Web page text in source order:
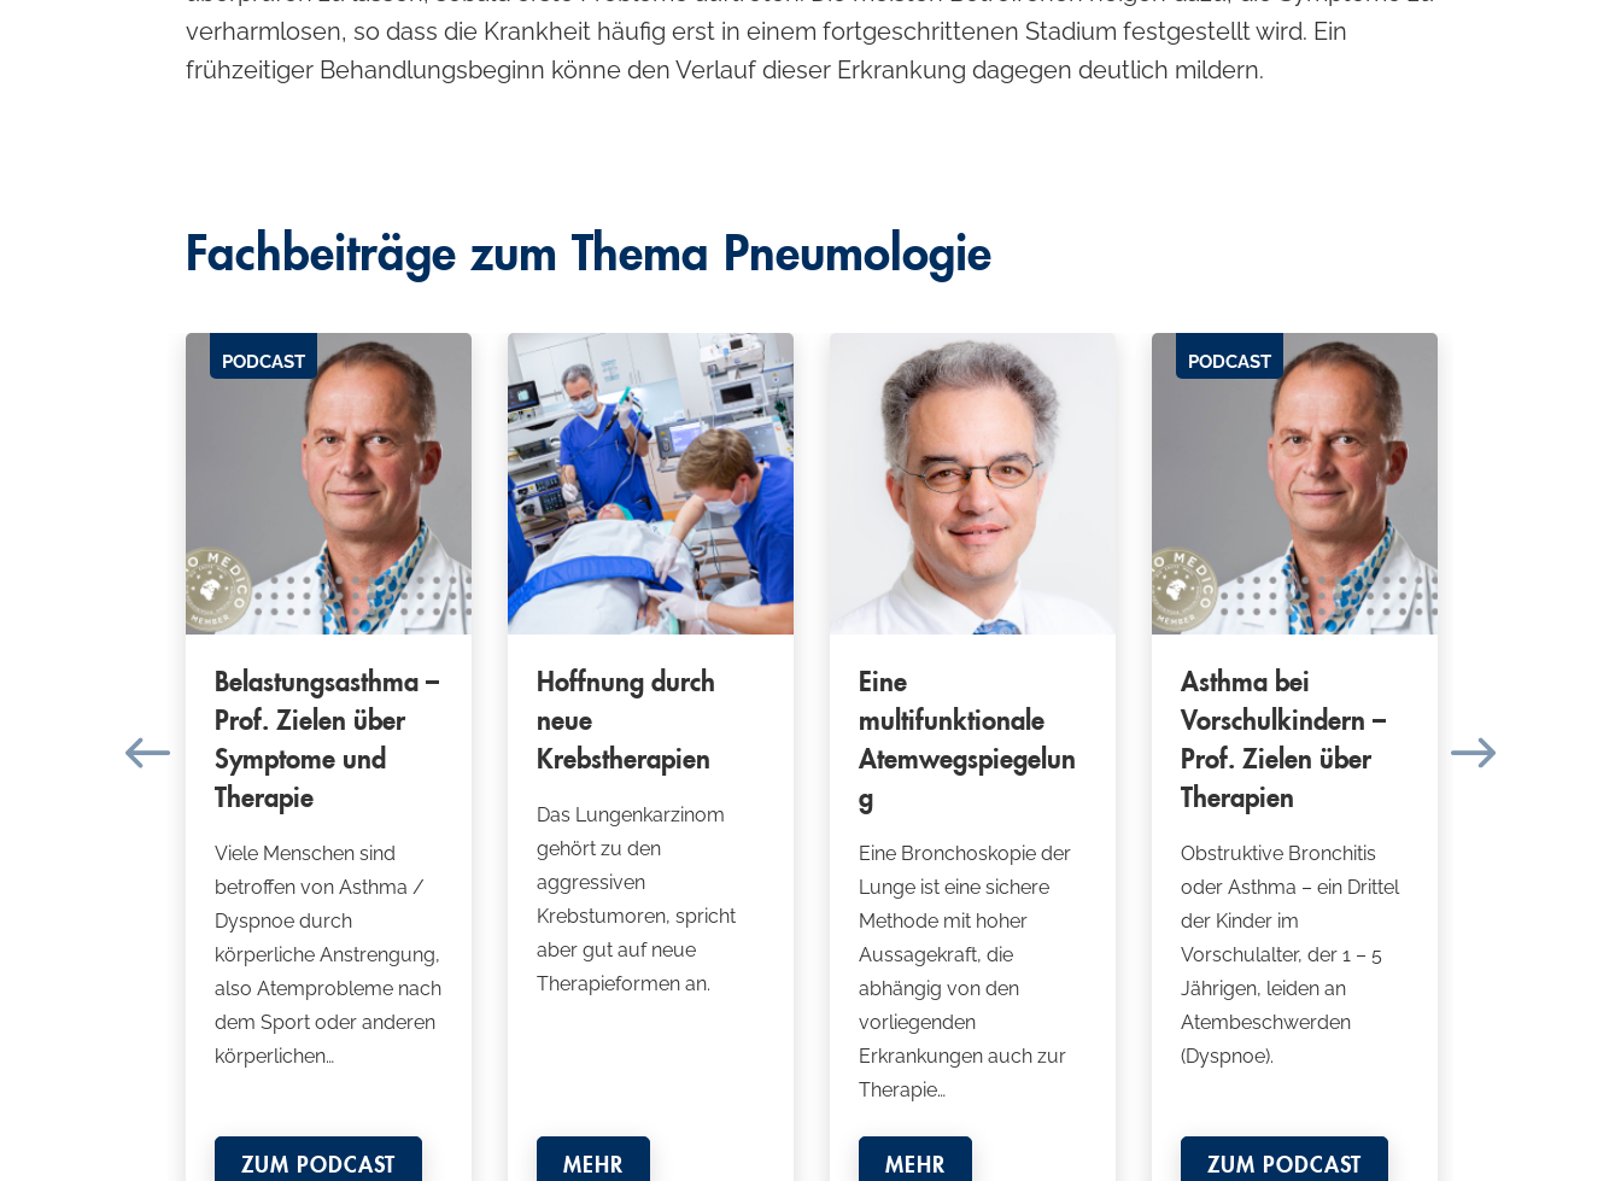
verharmlosen, so dass die Krankheit häufig erst in einem fortgeschrittenen Stadium festgestellt wird. Ein
frühzeitiger Behandlungsbeginn könne den Verlauf dieser Erkrankung dagegen deutlich mildern.
Fachbeiträge zum Thema Pneumologie
PODCAST
Belastungsasthma –
Prof. Zielen über
Symptome und
Therapie
Viele Menschen sind
betroffen von Asthma /
Dyspnoe durch
körperliche Anstrengung,
also Atemprobleme nach
dem Sport oder anderen
körperlichen…
ZUM PODCAST
Hoffnung durch
neue
Krebstherapien
Das Lungenkarzinom
gehört zu den
aggressiven
Krebstumoren, spricht
aber gut auf neue
Therapieformen an.
MEHR
Eine
multifunktionale
Atemwegspiegelun
g
Eine Bronchoskopie der
Lunge ist eine sichere
Methode mit hoher
Aussagekraft, die
abhängig von den
vorliegenden
Erkrankungen auch zur
Therapie…
MEHR
PODCAST
Asthma bei
Vorschulkindern –
Prof. Zielen über
Therapien
Obstruktive Bronchitis
oder Asthma – ein Drittel
der Kinder im
Vorschulalter, der 1 – 5
Jährigen, leiden an
Atembeschwerden
(Dyspnoe).
ZUM PODCAST